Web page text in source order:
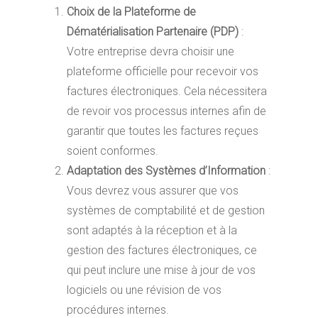
Choix de la Plateforme de
Dématérialisation Partenaire (PDP) :
Votre entreprise devra choisir une
plateforme officielle pour recevoir vos
factures électroniques. Cela nécessitera
de revoir vos processus internes afin de
garantir que toutes les factures reçues
soient conformes.
Adaptation des Systèmes d’Information :
Vous devrez vous assurer que vos
systèmes de comptabilité et de gestion
sont adaptés à la réception et à la
gestion des factures électroniques, ce
qui peut inclure une mise à jour de vos
logiciels ou une révision de vos
procédures internes.